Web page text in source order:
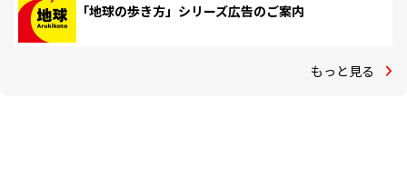
「地球の歩き方」シリーズ広告のご案内
もっと見る